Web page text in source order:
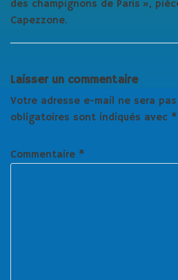
des champignons de Paris »,
Capezzone.
Laisser un commentaire
Votre adresse e-mail ne sera
obligatoires sont indiqués avec *
Commentaire *